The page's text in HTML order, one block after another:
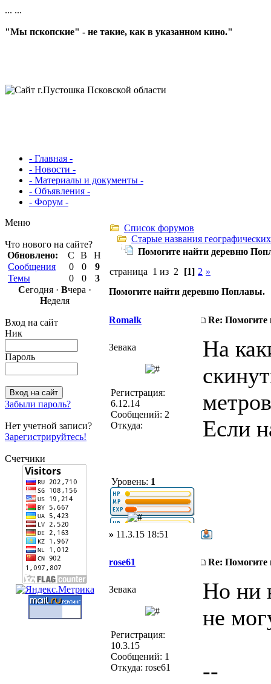
... ...
"Мы пскопские" - не такие, как в указанном кино."
- Главная -
- Новости -
- Материалы и документы -
- Объявления -
- Форум -
Меню
Что нового на сайте?
Обновлено:
С В
Н
Сообщения
0 0
9
Темы
0 0
3
Сегодня · Вчера ·
Неделя
Вход на сайт
Ник
Пароль
Забыли пароль?
Нет учетной записи?
Зарегистрируйтесь!
Счетчики
Список форумов
Старые названия
Помогите найти деревню
страница 1 из 2
[1] 2 »
Помогите найти деревню Поплавы.
Romalk Re:
Зевака
Регистрация:
6.12.14
Сообщений: 2
Откуда:
Уровень: 1
На
Если
» 11.3.15 18:51
rose61 Re:
Зевака
Регистрация:
10.3.15
Сообщений: 1
Откуда: rose61
Но ни
не
--